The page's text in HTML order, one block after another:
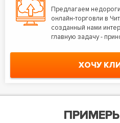
Предлагаем
онлайн-торговли в
созданный нами
главную задачу -
ХОЧУ